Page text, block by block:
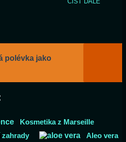
polévka jako
Kosmetika z Marseille
Aleo vera